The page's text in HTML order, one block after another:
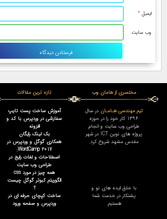
ایمیل*
وب‌ سایت
مختصری از هامان وب
تیم مهندسی هـامـان در سال
1396 کار خود را در حوزه
طراحی وب سایت و انجام
پروژه های نوین ICT در شهر
مقدس مشهد شروع کرد.
با خلق ایده های نو و
پشتکار در خدمت شما
هستیم.
تازه ترین مقالات
آموزش ساخت پست تایپ
سفارشی در وردپرس با کد و
افزونه
بک لینک رایگان
همکاری گوگل و وردپرس در
WordCamp 2017:
اصطلاحات و لغات رایج در
طراحی وب سایت
همه چیز در مورد css
الگوریتم کبوتر گوگل چیست
؟
ساخت کپچای حرفه ای در
وردپرس و صفحه ورود